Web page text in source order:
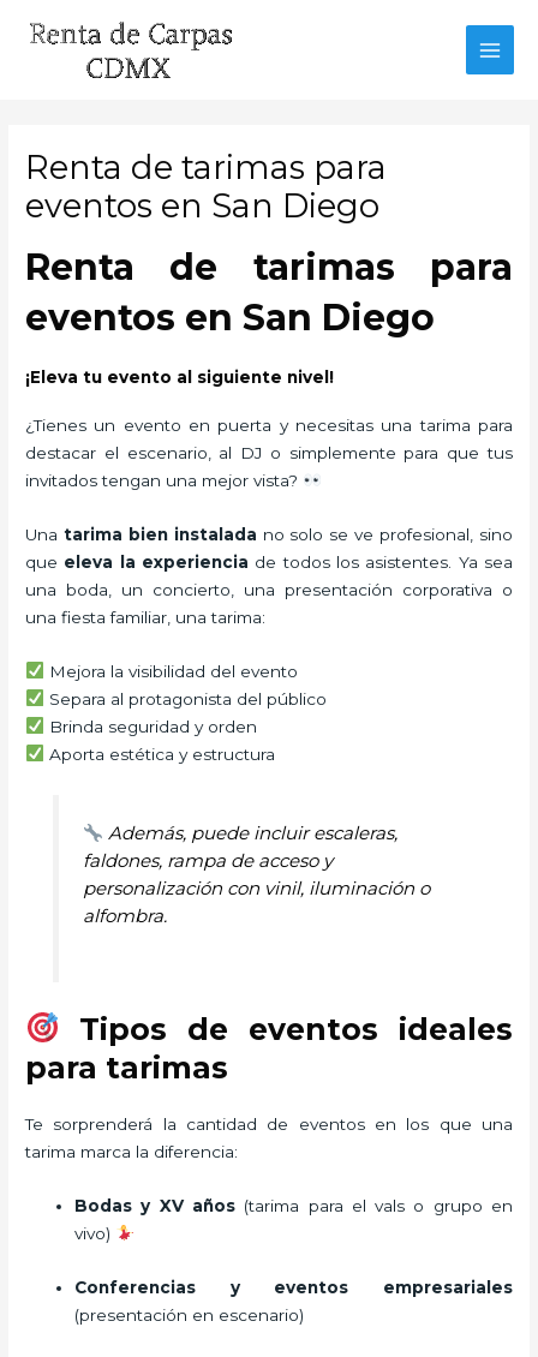
Renta de tarimas para
eventos en San Diego
Renta de tarimas para
eventos en San Diego
¡Eleva tu evento al siguiente nivel!
¿Tienes un evento en puerta y necesitas una tarima para
destacar el escenario, al DJ o simplemente para que tus
invitados tengan una mejor vista?
Una tarima bien instalada no solo se ve profesional, sino
que eleva la experiencia de todos los asistentes. Ya sea
una boda, un concierto, una presentación corporativa o
una fiesta familiar, una tarima:
Mejora la visibilidad del evento
Separa al protagonista del público
Brinda seguridad y orden
Aporta estética y estructura
Además, puede incluir escaleras,
faldones, rampa de acceso y
personalización con vinil, iluminación o
alfombra.
Tipos de eventos ideales
para tarimas
Te sorprenderá la cantidad de eventos en los que una
tarima marca la diferencia:
Bodas y XV años(tarima para el vals o grupo en
vivo)
Conferencias y eventos empresariales
(presentación en escenario)